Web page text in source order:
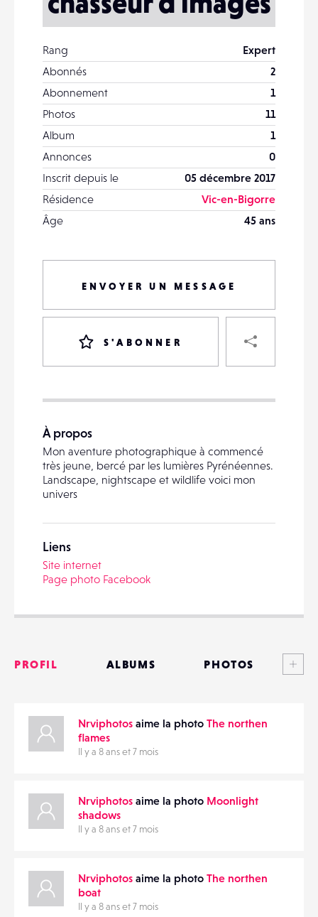
Rang
Expert
Abonnés
2
Abonnement
1
Photos
11
Album
1
Annonces
0
Inscrit depuis le
05 décembre 2017
Résidence
Vic-en-Bigorre
Âge
45 ans
ENVOYER UN MESSAGE
S'ABONNER
DESTINATAIRE
VOTRE
À propos
Mon aventure photographique à commencé
très jeune, bercé par les lumières Pyrénéennes.
Landscape, nightscape et wildlife voici mon
univers
Liens
Site internet
Page photo Facebook
PROFIL ALBUMS PHOTOS
MATÉRIELS
ÉVÉNEMENTS
Nrviphotos aime la photo The northen
flames
Il y a 8 ans et 7 mois
Nrviphotos aime la photo Moonlight
shadows
Il y a 8 ans et 7 mois
Nrviphotos aime la photo The northen
boat
Il y a 8 ans et 7 mois